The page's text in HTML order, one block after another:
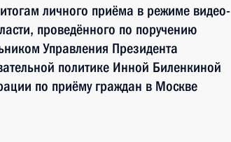
личного приёма в режиме видео-
проведённого по поручению
Управления Президента
политике Инной Биленкиной
по приёму граждан в Москве